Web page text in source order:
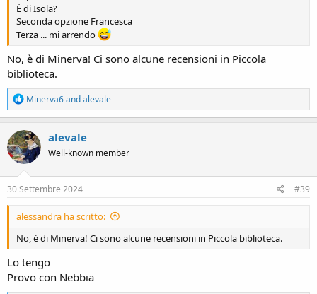
È di Isola?
Seconda opzione Francesca
Terza ... mi arrendo
No, è di Minerva! Ci sono alcune recensioni in Piccola
biblioteca.
R
e
a
c
t
i
o
n
s
Minerva6andalevale
alevale
Well-known member
30 Settembre 2024 #39
alessandra ha scritto:
No, è di Minerva! Ci sono alcune recensioni in Piccola biblioteca.
Lo tengo
Provo con Nebbia